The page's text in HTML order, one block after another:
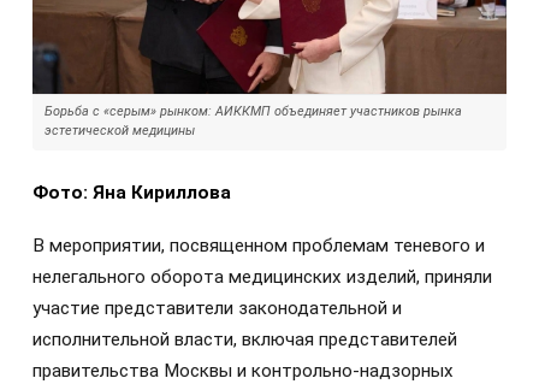
Борьба с «серым» рынком: АИККМП объединяет участников рынка
эстетической медицины
Фото: Яна Кириллова
В мероприятии, посвященном проблемам теневого и
нелегального оборота медицинских изделий, приняли
участие представители законодательной и
исполнительной власти, включая представителей
правительства Москвы и контрольно-надзорных